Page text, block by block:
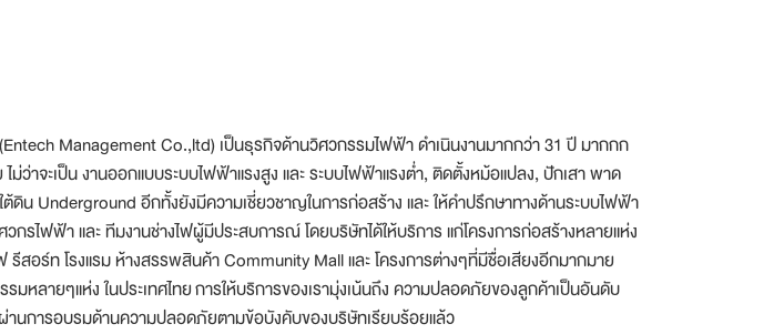
Management Co.,ltd) เป็นธุรกิจด้านวิศวกรรมไฟฟ้า ดำเนินงานมากกว่า 31 ปี มากกก
ไม่ว่าจะเป็น งานออกแบบระบบไฟฟ้าแรงสูง และ ระบบไฟฟ้าแรงต่ำ, ติดตั้งหม้อแปลง, ปักเสา พาด
ต้ดิน Underground อีกทั้งยังมีความเชี่ยวชาญในการก่อสร้าง และ ให้คำปรึกษาทางด้านระบบไฟฟ้า
กรไฟฟ้า และ ทีมงานช่างไฟผู้มีประสบการณ์ โดยบริษัทได้ให้บริการ แก่โครงการก่อสร้างหลายแห่ง
รีสอร์ท โรงแรม ห้างสรรพสินค้า Community Mall และ โครงการต่างๆที่มีชื่อเสียงอีกมากมาย
รมหลายๆแห่ง ในประเทศไทย การให้บริการของเรามุ่งเน้นถึง ความปลอดภัยของลูกค้าเป็นอันดับ
นการอบรมด้านความปลอดภัยตามข้อบังคับของบริษัทเรียบร้อยแล้ว